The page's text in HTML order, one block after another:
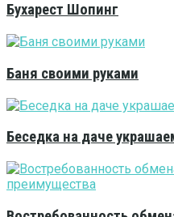
Бухарест Шопинг
Баня своими руками
Беседка на даче